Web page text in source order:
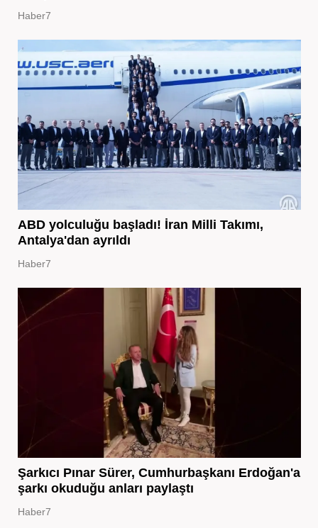
Haber7
ABD yolculuğu başladı! İran Milli Takımı,
Antalya'dan ayrıldı
Haber7
Şarkıcı Pınar Sürer, Cumhurbaşkanı Erdoğan'a
şarkı okuduğu anları paylaştı
Haber7